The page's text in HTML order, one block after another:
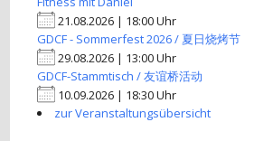
21.08.2026 | 18:00 Uhr
GDCF - Sommerfest 2026 / 夏日烧烤节
29.08.2026 | 13:00 Uhr
GDCF-Stammtisch / 友谊桥活动
10.09.2026 | 18:30 Uhr
zur Veranstaltungsübersicht